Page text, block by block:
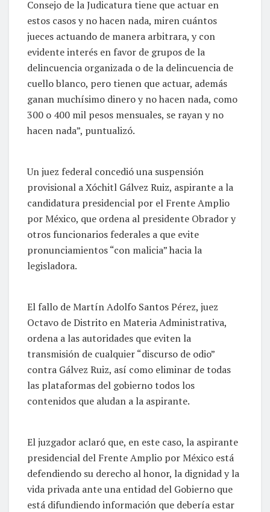
Consejo de la Judicatura tiene que actuar en
estos casos y no hacen nada, miren cuántos
jueces actuando de manera arbitrara, y con
evidente interés en favor de grupos de la
delincuencia organizada o de la delincuencia de
cuello blanco, pero tienen que actuar, además
ganan muchísimo dinero y no hacen nada, como
300 o 400 mil pesos mensuales, se rayan y no
hacen nada”, puntualizó.
Un juez federal concedió una suspensión
provisional a Xóchitl Gálvez Ruiz, aspirante a la
candidatura presidencial por el Frente Amplio
por México, que ordena al presidente Obrador y
otros funcionarios federales a que evite
pronunciamientos “con malicia” hacia la
legisladora.
El fallo de Martín Adolfo Santos Pérez, juez
Octavo de Distrito en Materia Administrativa,
ordena a las autoridades que eviten la
transmisión de cualquier “discurso de odio”
contra Gálvez Ruiz, así como eliminar de todas
las plataformas del gobierno todos los
contenidos que aludan a la aspirante.
El juzgador aclaró que, en este caso, la aspirante
presidencial del Frente Amplio por México está
defendiendo su derecho al honor, la dignidad y la
vida privada ante una entidad del Gobierno que
está difundiendo información que debería estar